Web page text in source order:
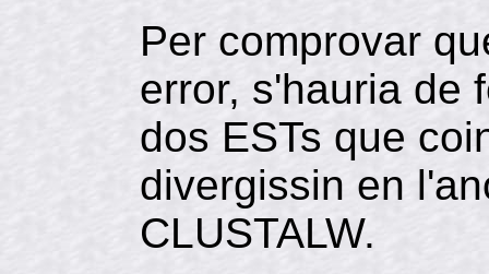
Per comprovar
error, s'hauria de
dos ESTs que
divergissin en
CLUSTALW.